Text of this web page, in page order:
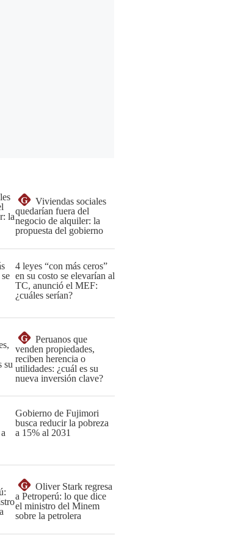
G
Viviendas sociales
quedarían fuera del
negocio de alquiler: la
propuesta del gobierno
4 leyes “con más ceros”
en su costo se elevarían al
TC, anunció el MEF:
¿cuáles serían?
G
Peruanos que
venden propiedades,
reciben herencia o
utilidades: ¿cuál es su
nueva inversión clave?
Gobierno de Fujimori
busca reducir la pobreza
a 15% al 2031
G
Oliver Stark regresa
a Petroperú: lo que dice
el ministro del Minem
sobre la petrolera